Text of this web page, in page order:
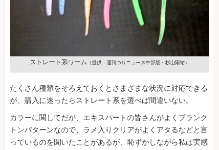
ストレート系ワーム （提供：週刊つりニュース中部版・杉山陽祐）
たくさん種類をそろえておくとさまざまな状況に対応できる
が、購入に迷ったらストレート系を選べば間違いない。
カラーに関してだが、エキスパートの皆さんがよくプランク
トンパターンなので、ラメ入りクリアがよくアタるなどと言
っているのを聞いたことがあるが、恥ずかしながら私は実感